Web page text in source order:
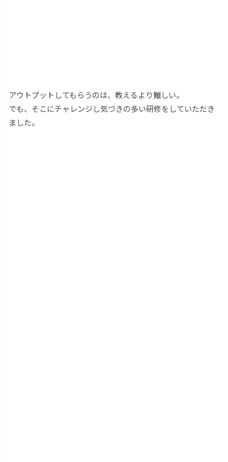
アウトプットしてもらうのは、教えるより難しい。
でも、そこにチャレンジし気づきの多い研修をしていただき
ました。